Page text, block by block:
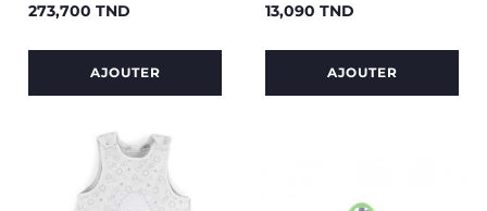
Prix
273,700 TND
AJOUTER
Prix
13,090 TND
AJOUTER